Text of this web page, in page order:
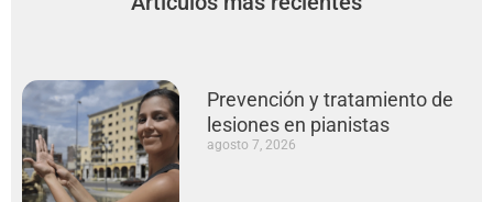
Prevención y tratamiento de
lesiones en pianistas
agosto 7, 2026